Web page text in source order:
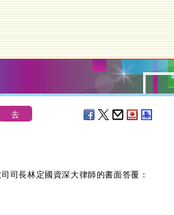
長林定國資深大律師的書面答覆：